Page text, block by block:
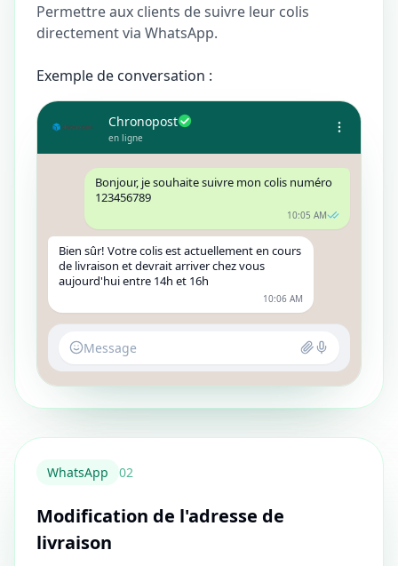
Permettre aux clients de suivre leur colis
directement via WhatsApp.
Exemple de conversation :
Chronopost
en ligne
Bonjour, je souhaite suivre mon colis numéro
123456789
10:05 AM
Bien sûr! Votre colis est actuellement en cours
de livraison et devrait arriver chez vous
aujourd'hui entre 14h et 16h
10:06 AM
Message
WhatsApp 02
Modification de l'adresse de
livraison